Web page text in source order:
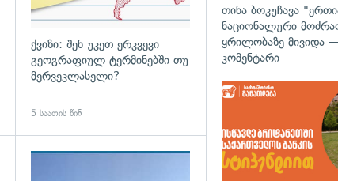
ქვიზი: შენ უკეთ ერკვევი
გეოგრაფიულ ტერმინებში თუ
მერვეკლასელი?
5 საათის წინ
გადახედვა
თინა ბოკუჩავა
ნაციონალური
ყრილობაზე მივიდა
კომენტარი